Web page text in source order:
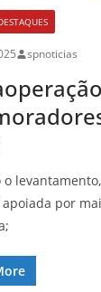
spnoticias
o
apoiada por